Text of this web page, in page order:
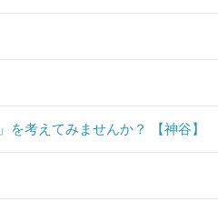
考えてみませんか？ 【神谷】